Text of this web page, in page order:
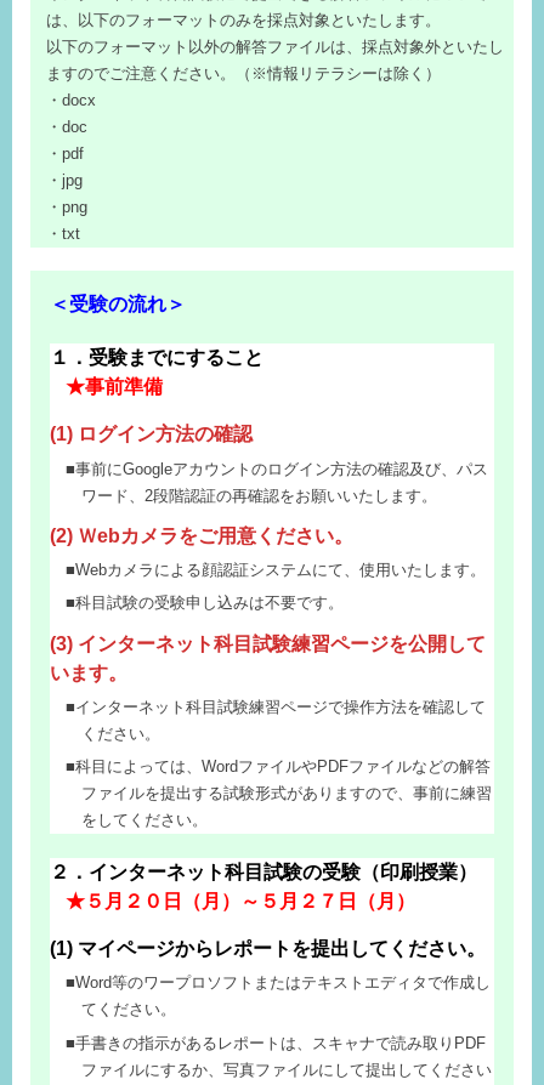
は、以下のフォーマットのみを採点対象といたします。
以下のフォーマット以外の解答ファイルは、採点対象外といたし
ますのでご注意ください。（※情報リテラシーは除く）
・docx
・doc
・pdf
・jpg
・png
・txt
＜受験の流れ＞
１．受験までにすること
★事前準備
(1) ログイン方法の確認
事前にGoogleアカウントのログイン方法の確認及び、パス
ワード、2段階認証の再確認をお願いいたします。
(2) Ｗebカメラをご用意ください。
Webカメラによる顔認証システムにて、使用いたします。
科目試験の受験申し込みは不要です。
(3) インターネット科目試験練習ページを公開して
います。
インターネット科目試験練習ページで操作方法を確認して
ください。
科目によっては、WordファイルやPDFファイルなどの解答
ファイルを提出する試験形式がありますので、事前に練習
をしてください。
２．インターネット科目試験の受験（印刷授業）
★５月２０日（月）～５月２７日（月）
(1) マイページからレポートを提出してください。
Word等のワープロソフトまたはテキストエディタで作成し
てください。
手書きの指示があるレポートは、スキャナで読み取りPDF
ファイルにするか、写真ファイルにして提出してください